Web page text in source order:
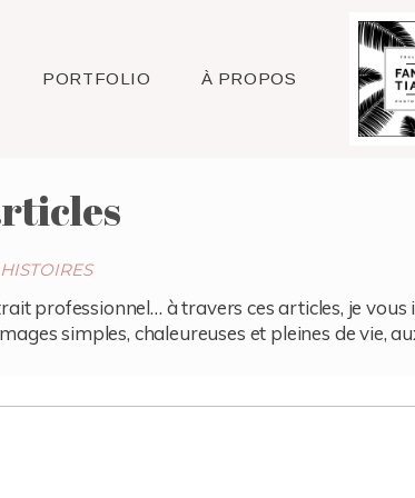
PORTFOLIO À PROPOS
professionnel… à travers ces articles, je
simples, chaleureuses et pleines de vie,